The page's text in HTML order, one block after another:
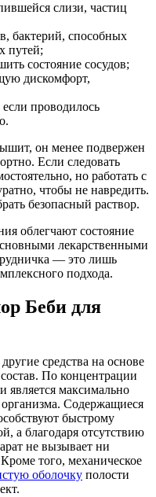
слизи, частиц
бактерий, способных
путей;
состояние сосудов;
дискомфорт,
проводилось
он менее подвержен
Если следовать
но работать с
чтобы не навредить.
безопасный раствор.
облегчают состояние
лекарственными
— это лишь
подхода.
Беби для
средства на основе
По концентрации
является максимально
Содержащиеся
быстрому
а благодаря отсутствию
не вызывает ни
того, механическое
оболочку полости